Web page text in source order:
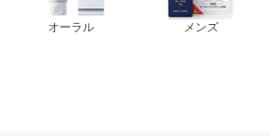
オーラル メンズ